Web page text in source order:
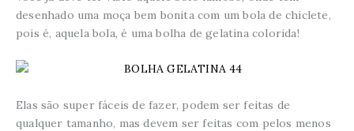
desenhado uma moça bem bonita com um bola de chiclete,
pois é, aquela bola, é uma bolha de gelatina colorida!
Elas são super fáceis de fazer, podem ser feitas de
qualquer tamanho, mas devem ser feitas com pelos menos